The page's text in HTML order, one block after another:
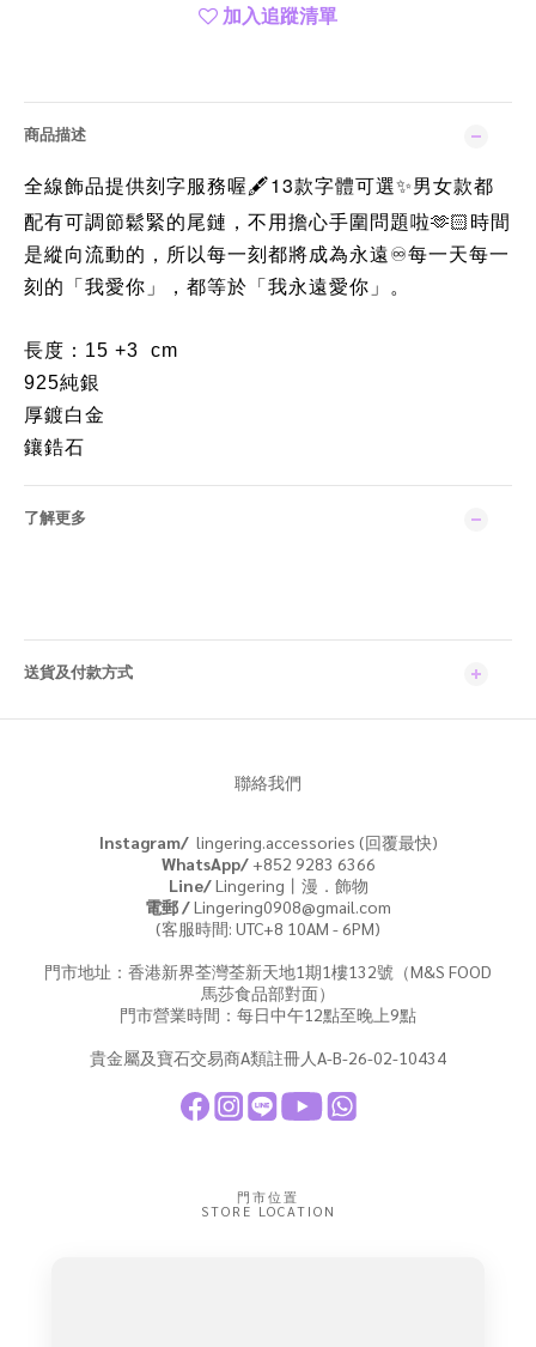
加入追蹤清單
商品描述
全線飾品提供刻字服務喔🖋️13款字體可選✨男女款都
配有可調節鬆緊的尾鏈，不用擔心手圍問題啦🫶🏻 時間
是縱向流動的，所以每一刻都將成為永遠♾️每一天每一
刻的「我愛你」，都等於「我永遠愛你」。
長度：15 +3 cm
925純銀
厚鍍白金
鑲鋯石
了解更多
送貨及付款方式
聯絡我們
Instagram/ lingering.accessories (回覆最快)
WhatsApp/+852 9283 6366
Line/Lingering丨漫．飾物
電郵 /Lingering0908@gmail.com
(客服時間: UTC+8 10AM - 6PM)
門市地址：香港新界荃灣荃新天地1期1樓132號（M&S FOOD
馬莎食品部對面）
門市營業時間：每日中午12點至晚上9點
貴金屬及寶石交易商A類註冊人A-B-26-02-10434
門市位置
STORE LOCATION